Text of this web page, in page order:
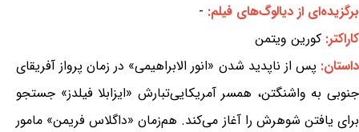
برگزیده‌ای از دیالوگ‌های فیلم: -
کاراکتر: کورین ویتمن
داستان: پس از ناپدید شدن «انور الابراهیمی» در زمان پرواز آفریقای
جنوبی به واشنگتن، همسر آمریکایی‌تبارش «ایزابلا فیلدز» جستجو
برای یافتن شوهرش را آغاز می‌کند. هم‌زمان «داگلاس فریمن» مامور